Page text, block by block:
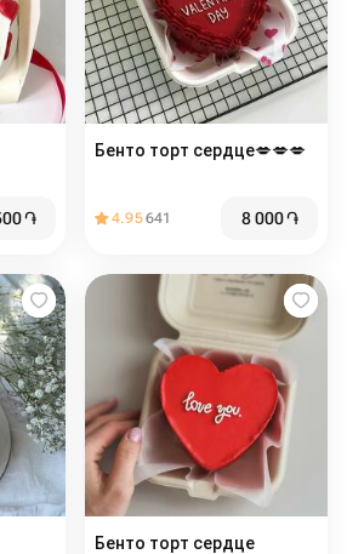
֏
Бенто торт сердце💋💋💋
4.95641 8 000֏
Бенто торт сердце